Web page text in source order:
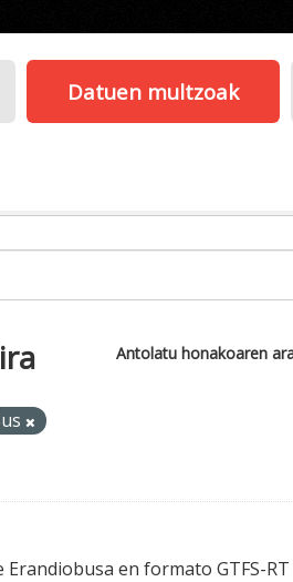
Datuen multzoak
Antolatu honakoaren
en formato GTFS-RT